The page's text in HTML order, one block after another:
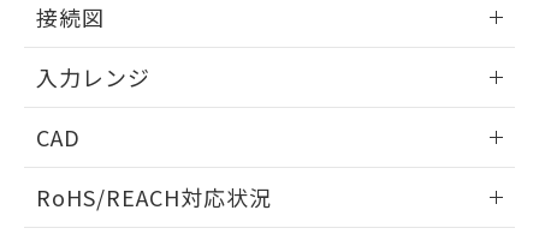
接続図
入力レンジ
CAD
ドすることができます。
RoHS/REACH対応状況